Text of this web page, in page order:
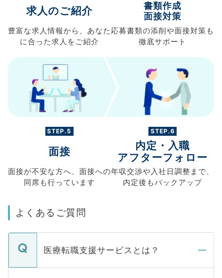
求人のご紹介
豊富な求人情報から、 あなた
に合った求人を ご紹介
書類作成
面接対策
応募書類の添削や面接対策も
徹底サポート
STEP.5
面接
面接が不安な方へ、 面接への
同席も行っています
STEP.6
内定・入職
アフターフォロー
年収交渉や入社日調整まで、
内定後もバックアップ
よくあるご質問
医療転職支援サービスとは？